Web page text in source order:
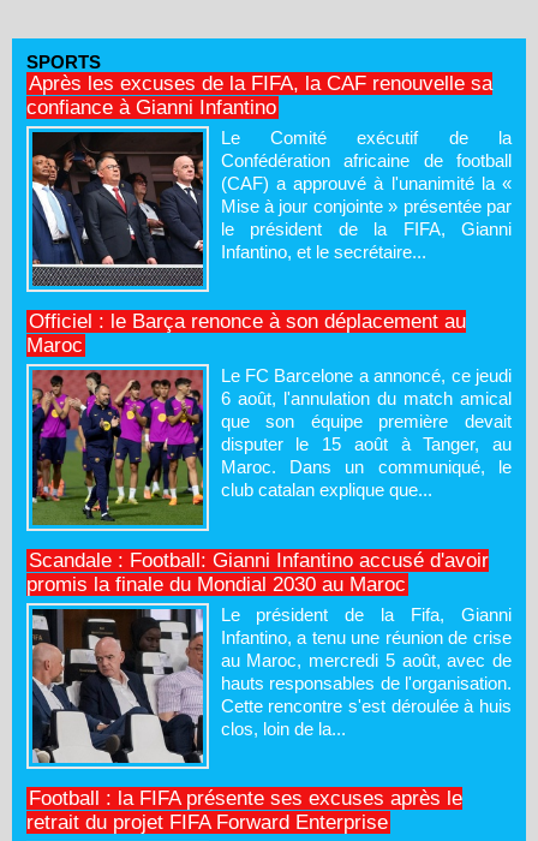
SPORTS
Après les excuses de la FIFA, la CAF renouvelle sa
confiance à Gianni Infantino
Le Comité exécutif de la
Confédération africaine de football
(CAF) a approuvé à l'unanimité la «
Mise à jour conjointe » présentée par
le président de la FIFA, Gianni
Infantino, et le secrétaire...
Officiel : le Barça renonce à son déplacement au
Maroc
Le FC Barcelone a annoncé, ce jeudi
6 août, l'annulation du match amical
que son équipe première devait
disputer le 15 août à Tanger, au
Maroc. Dans un communiqué, le
club catalan explique que...
Scandale : Football: Gianni Infantino accusé d'avoir
promis la finale du Mondial 2030 au Maroc
Le président de la Fifa, Gianni
Infantino, a tenu une réunion de crise
au Maroc, mercredi 5 août, avec de
hauts responsables de l'organisation.
Cette rencontre s'est déroulée à huis
clos, loin de la...
Football : la FIFA présente ses excuses après le
retrait du projet FIFA Forward Enterprise